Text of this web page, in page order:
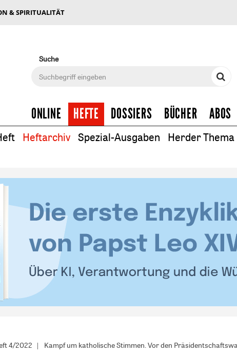
& SPIRITUALITÄT
Suche
ONLINE HEFTE DOSSIERS BÜCHER ABOS
Heftarchiv Spezial-Ausgaben Herder Thema
4/2022 Kampf um katholische Stimmen. Vor den